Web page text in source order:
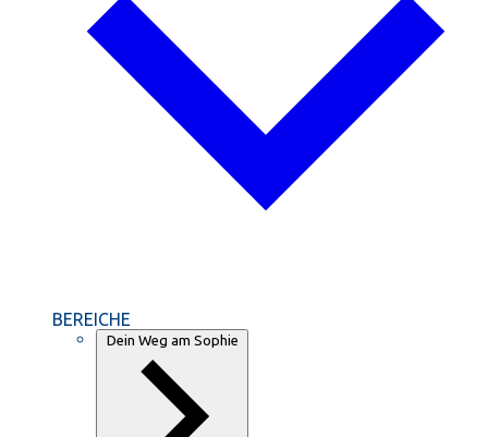
BEREICHE
Dein Weg am Sophie